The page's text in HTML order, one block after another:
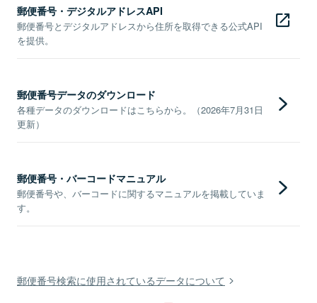
郵便番号・デジタルアドレスAPI
郵便番号とデジタルアドレスから住所を取得できる公式API
を提供。
郵便番号データのダウンロード
各種データのダウンロードはこちらから。（2026年7月31日
更新）
郵便番号・バーコードマニュアル
郵便番号や、バーコードに関するマニュアルを掲載していま
す。
郵便番号検索に使用されているデータについて